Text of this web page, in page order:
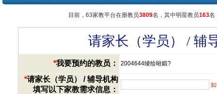
目前，63家教平台在册教员3809名，其中明星教员163名
请家长（学员） / 辅
*我要预约的教员： 2004644绫绘暀鍛?
*请家长（学员） / 辅导机构
填写以下家教需求信息：